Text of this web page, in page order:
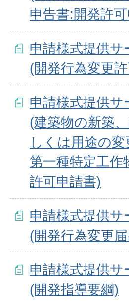
申告書:開発許
申請様式提供サ
(開発行為変更
申請様式提供サ
(建築物の新築
しくは用途の変
第一種特定工作
許可申請書)
申請様式提供サ
(開発行為変更
申請様式提供サ
(開発指導要綱)